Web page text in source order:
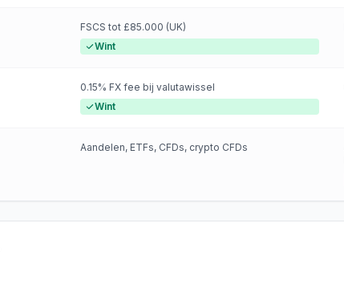
FSCS tot £85.000 (UK)
Wint
0.15% FX fee bij valutawissel
Wint
Aandelen, ETFs, CFDs, crypto CFDs